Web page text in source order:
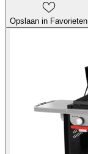
Opslaan in Favorieten